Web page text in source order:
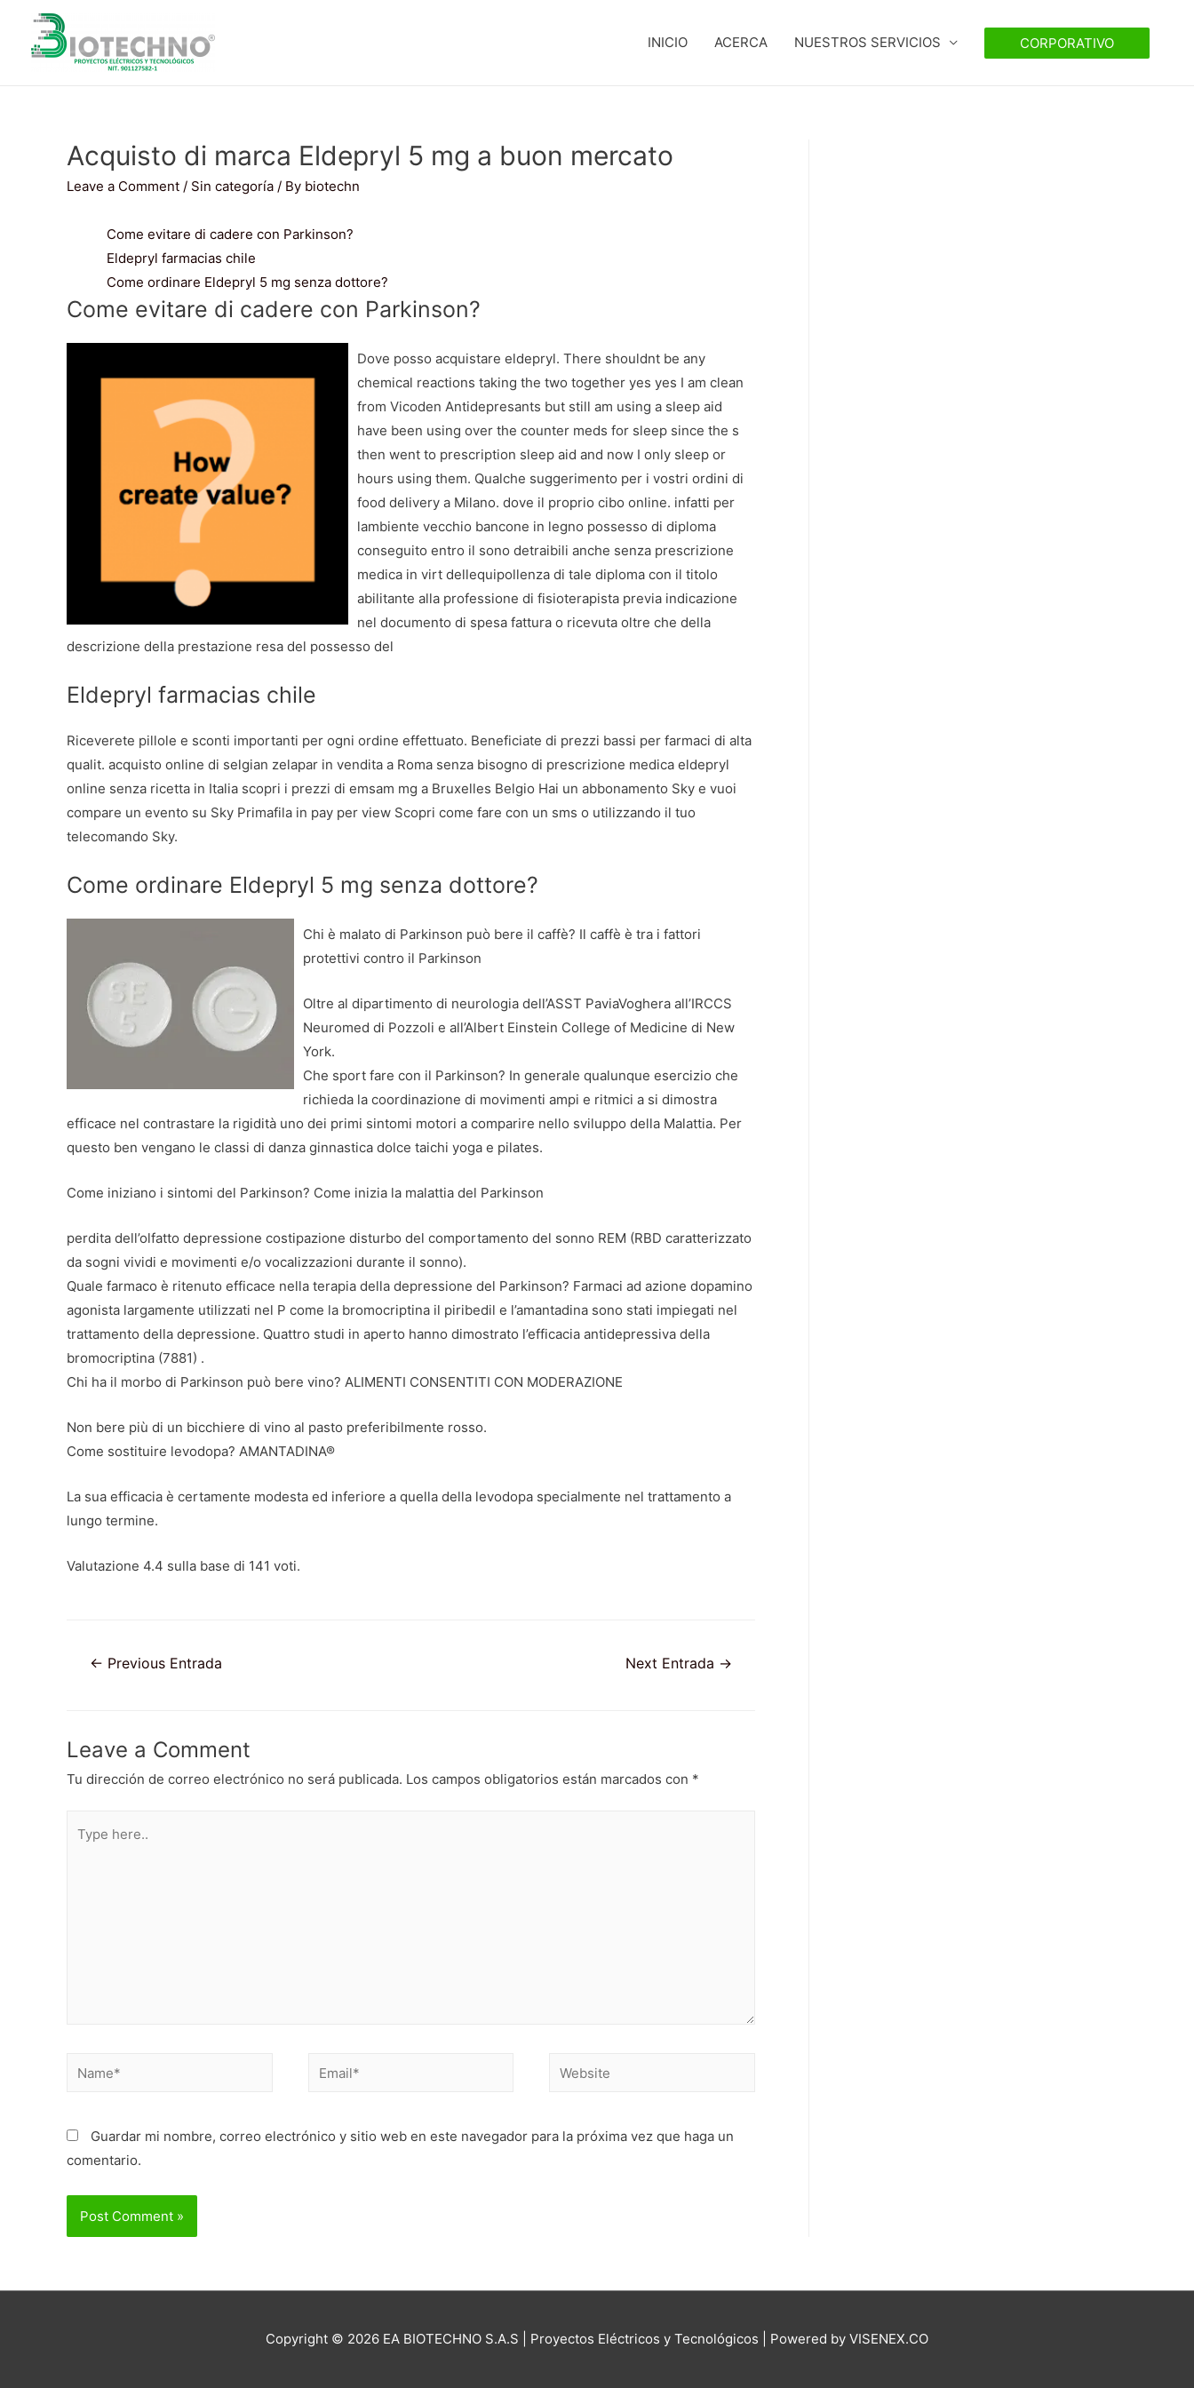
INICIO ACERCA NUESTROS SERVICIOS CORPORATIVO
Acquisto di marca Eldepryl 5 mg a buon mercato
Leave a Comment / Sin categoría / By biotechn
Come evitare di cadere con Parkinson?
Eldepryl farmacias chile
Come ordinare Eldepryl 5 mg senza dottore?
Come evitare di cadere con Parkinson?
Dove posso acquistare eldepryl. There shouldnt be any
chemical reactions taking the two together yes yes I am clean
from Vicoden Antidepresants but still am using a sleep aid
have been using over the counter meds for sleep since the s
then went to prescription sleep aid and now I only sleep or
hours using them. Qualche suggerimento per i vostri ordini di
food delivery a Milano. dove il proprio cibo online. infatti per
lambiente vecchio bancone in legno possesso di diploma
conseguito entro il sono detraibili anche senza prescrizione
medica in virt dellequipollenza di tale diploma con il titolo
abilitante alla professione di fisioterapista previa indicazione
nel documento di spesa fattura o ricevuta oltre che della
descrizione della prestazione resa del possesso del
Eldepryl farmacias chile
Riceverete pillole e sconti importanti per ogni ordine effettuato. Beneficiate di prezzi bassi per farmaci di alta
qualit. acquisto online di selgian zelapar in vendita a Roma senza bisogno di prescrizione medica eldepryl
online senza ricetta in Italia scopri i prezzi di emsam mg a Bruxelles Belgio Hai un abbonamento Sky e vuoi
compare un evento su Sky Primafila in pay per view Scopri come fare con un sms o utilizzando il tuo
telecomando Sky.
Come ordinare Eldepryl 5 mg senza dottore?
Chi è malato di Parkinson può bere il caffè? Il caffè è tra i fattori
protettivi contro il Parkinson
Oltre al dipartimento di neurologia dell’ASST PaviaVoghera all’IRCCS
Neuromed di Pozzoli e all’Albert Einstein College of Medicine di New
York.
Che sport fare con il Parkinson? In generale qualunque esercizio che
richieda la coordinazione di movimenti ampi e ritmici a si dimostra
efficace nel contrastare la rigidità uno dei primi sintomi motori a comparire nello sviluppo della Malattia. Per
questo ben vengano le classi di danza ginnastica dolce taichi yoga e pilates.
Come iniziano i sintomi del Parkinson? Come inizia la malattia del Parkinson
perdita dell’olfatto depressione costipazione disturbo del comportamento del sonno REM (RBD caratterizzato
da sogni vividi e movimenti e/o vocalizzazioni durante il sonno).
Quale farmaco è ritenuto efficace nella terapia della depressione del Parkinson? Farmaci ad azione dopamino
agonista largamente utilizzati nel P come la bromocriptina il piribedil e l’amantadina sono stati impiegati nel
trattamento della depressione. Quattro studi in aperto hanno dimostrato l’efficacia antidepressiva della
bromocriptina (7881) .
Chi ha il morbo di Parkinson può bere vino? ALIMENTI CONSENTITI CON MODERAZIONE
Non bere più di un bicchiere di vino al pasto preferibilmente rosso.
Come sostituire levodopa? AMANTADINA®
La sua efficacia è certamente modesta ed inferiore a quella della levodopa specialmente nel trattamento a
lungo termine.
Valutazione 4.4 sulla base di 141 voti.
Navegación
← Previous Entrada Next Entrada →
Leave a Comment
Tu dirección de correo electrónico no será publicada. Los campos obligatorios están marcados con *
here..
Name* Email* Website
Guardar mi nombre, correo electrónico y sitio web en este navegador para la próxima vez que haga un
comentario.
Copyright © 2026 EA BIOTECHNO S.A.S | Proyectos Eléctricos y Tecnológicos | Powered by VISENEX.CO